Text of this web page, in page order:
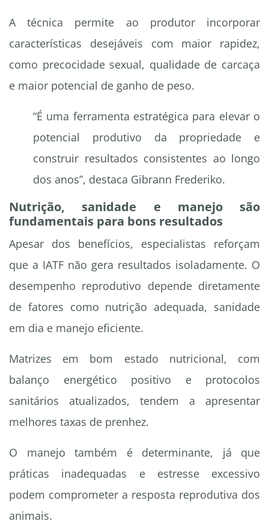
A técnica permite ao produtor incorporar
características desejáveis com maior rapidez,
como precocidade sexual, qualidade de carcaça
e maior potencial de ganho de peso.
“É uma ferramenta estratégica para elevar o
potencial produtivo da propriedade e
construir resultados consistentes ao longo
dos anos”, destaca Gibrann Frederiko.
Nutrição, sanidade e manejo são
fundamentais para bons resultados
Apesar dos benefícios, especialistas reforçam
que a IATF não gera resultados isoladamente. O
desempenho reprodutivo depende diretamente
de fatores como nutrição adequada, sanidade
em dia e manejo eficiente.
Matrizes em bom estado nutricional, com
balanço energético positivo e protocolos
sanitários atualizados, tendem a apresentar
melhores taxas de prenhez.
O manejo também é determinante, já que
práticas inadequadas e estresse excessivo
podem comprometer a resposta reprodutiva dos
animais.